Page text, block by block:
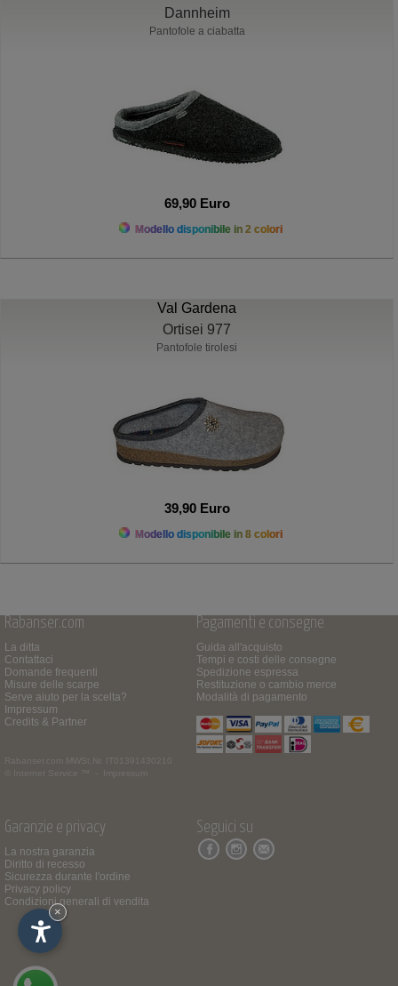
Dannheim
Pantofole a ciabatta
69,90 Euro
Modello disponibile in 2 colori
Val Gardena
Ortisei 977
Pantofole tirolesi
39,90 Euro
Modello disponibile in 8 colori
Rabanser.com
La ditta
Contattaci
Domande frequenti
Misure delle scarpe
Serve aiuto per la scelta?
Impressum
Credits & Partner
Rabanser.com
MWSt.Nr. IT01391430210
© Internet Service ™ -
Impressum
Pagamenti e consegne
Guida all'acquisto
Tempi e costi delle consegne
Spedizione espressa
Restituzione o cambio merce
Modalità di pagamento
Garanzie e privacy
La nostra garanzia
Diritto di recesso
Sicurezza durante l'ordine
Privacy policy
Condizioni generali di vendita
Seguici su
×